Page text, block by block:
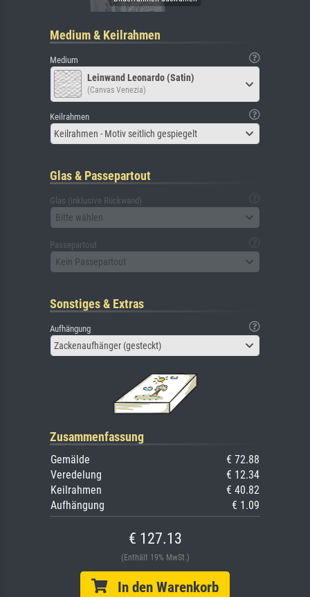
Medium & Keilrahmen
Medium
Leinwand Leonardo (Satin)
(Canvas Venezia)
Keilrahmen
Keilrahmen - Motiv seitlich gespiegelt
Glas & Passepartout
Glas (inklusive Rückwand)
Bitte wählen
Passepartout
Kein Passepartout
Sonstiges & Extras
Aufhängung
Zackenaufhänger (gesteckt)
Zusammenfassung
Gemälde
€ 72.88
Veredelung
€ 12.34
Keilrahmen
€ 40.82
Aufhängung
€ 1.09
€ 127.13
(Enthält 19% MwSt.)
In den Warenkorb